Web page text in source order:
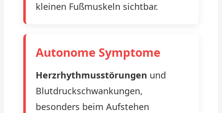
kleinen Fußmuskeln sichtbar.
Autonome Symptome
Herzrhythmusstörungen und
Blutdruckschwankungen,
besonders beim Aufstehen